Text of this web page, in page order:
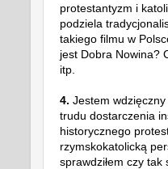
protestantyzm i
podziela
takiego filmu w
jest Dobra Nowina?
itp.
4. Jestem wdzięczny
trudu dostarczenia
historycznego
rzymskokatolicką
sprawdziłem czy tak